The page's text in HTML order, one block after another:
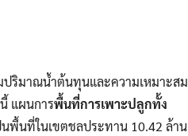
ปริมาณน้ำต้นทุนและความเหมาะสม
แผนการพื้นที่การเพาะปลูกทั้ง
นพื้นที่ในเขตชลประทาน 10.42 ล้าน